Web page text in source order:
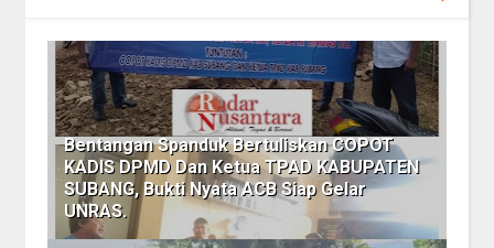
Bentangan Spanduk Bertuliskan COPOT
KADIS DPMD Dan Ketua TPAD KABUPATEN
SUBANG, Bukti Nyata ACB Siap Gelar
UNRAS.